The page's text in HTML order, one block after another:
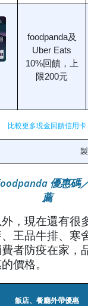
foodpanda及
Uber Eats
10%回饋，上
限200元
比較更多現金回饋信用卡
優惠碼
薦
，現在還有很
王品牛排、寒
者防疫在家，
價格。
飯店、餐廳外帶優惠